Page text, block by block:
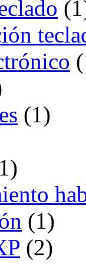
(1)
(1)
(2)